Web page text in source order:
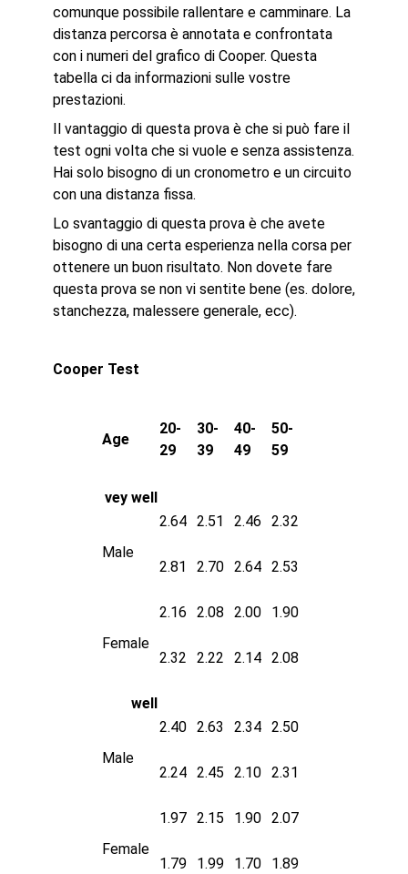
comunque possibile rallentare e camminare. La
distanza percorsa è annotata e confrontata
con i numeri del grafico di Cooper. Questa
tabella ci da informazioni sulle vostre
prestazioni.
Il vantaggio di questa prova è che si può fare il
test ogni volta che si vuole e senza assistenza.
Hai solo bisogno di un cronometro e un circuito
con una distanza fissa.
Lo svantaggio di questa prova è che avete
bisogno di una certa esperienza nella corsa per
ottenere un buon risultato. Non dovete fare
questa prova se non vi sentite bene (es. dolore,
stanchezza, malessere generale, ecc).
Cooper Test
Age
20-
29
30-
39
40-
49
50-
59
vey well
2.64
2.51 2.46
2.32
Male
2.81
2.70 2.64 2.53
2.16 2.08 2.00
1.90
Female
2.32
2.22 2.14 2.08
well
2.40
2.63 2.34
2.50
Male
2.24
2.45 2.10 2.31
1.97 2.15 1.90
2.07
Female
1.79
1.99 1.70 1.89